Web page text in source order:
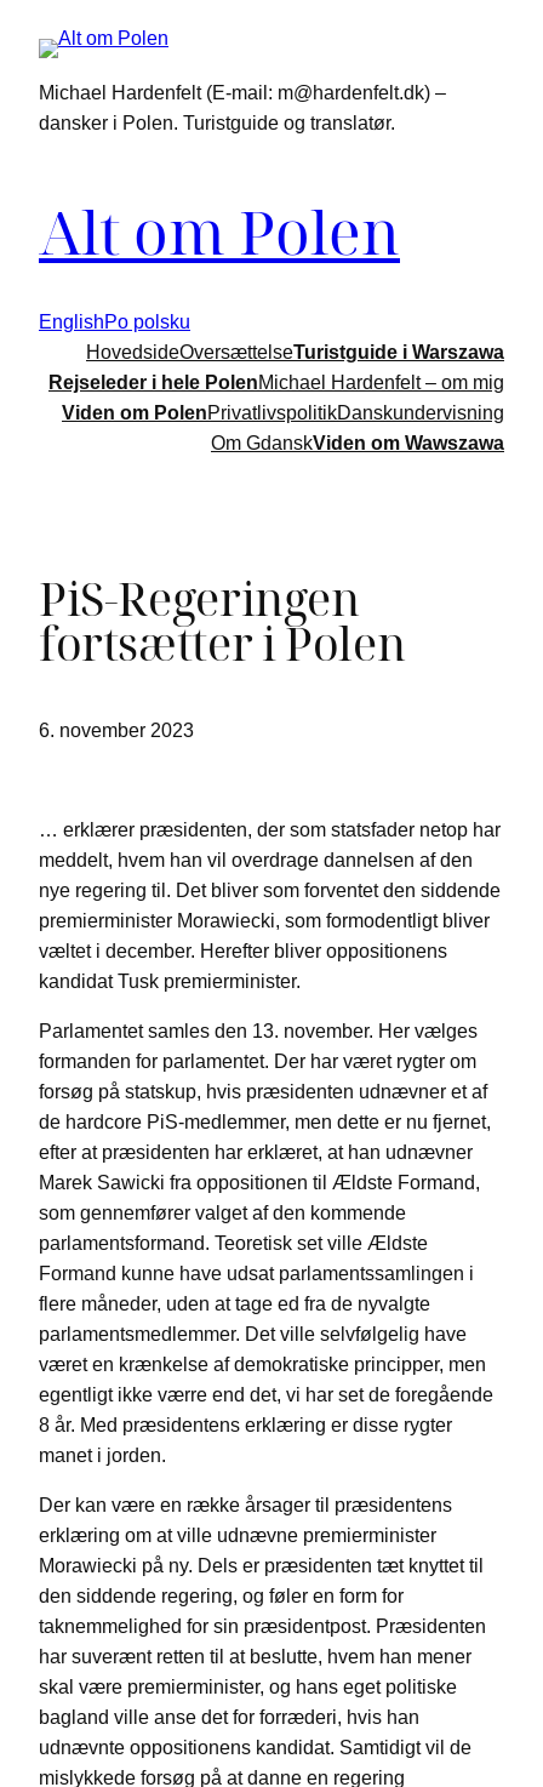
Michael Hardenfelt (E-mail: m@hardenfelt.dk) –
dansker i Polen. Turistguide og translatør.
Alt om Polen
EnglishPo polsku
HovedsideOversættelseTuristguide i Warszawa
Rejseleder i hele PolenMichael Hardenfelt – om mig
Viden om PolenPrivatlivspolitikDanskundervisning
Om GdanskViden om Wawszawa
PiS-Regeringen
fortsætter i Polen
6. november 2023
… erklærer præsidenten, der som statsfader netop har
meddelt, hvem han vil overdrage dannelsen af den
nye regering til. Det bliver som forventet den siddende
premierminister Morawiecki, som formodentligt bliver
væltet i december. Herefter bliver oppositionens
kandidat Tusk premierminister.
Parlamentet samles den 13. november. Her vælges
formanden for parlamentet. Der har været rygter om
forsøg på statskup, hvis præsidenten udnævner et af
de hardcore PiS-medlemmer, men dette er nu fjernet,
efter at præsidenten har erklæret, at han udnævner
Marek Sawicki fra oppositionen til Ældste Formand,
som gennemfører valget af den kommende
parlamentsformand. Teoretisk set ville Ældste
Formand kunne have udsat parlamentssamlingen i
flere måneder, uden at tage ed fra de nyvalgte
parlamentsmedlemmer. Det ville selvfølgelig have
været en krænkelse af demokratiske principper, men
egentligt ikke værre end det, vi har set de foregående
8 år. Med præsidentens erklæring er disse rygter
manet i jorden.
Der kan være en række årsager til præsidentens
erklæring om at ville udnævne premierminister
Morawiecki på ny. Dels er præsidenten tæt knyttet til
den siddende regering, og føler en form for
taknemmelighed for sin præsidentpost. Præsidenten
har suverænt retten til at beslutte, hvem han mener
skal være premierminister, og hans eget politiske
bagland ville anse det for forræderi, hvis han
udnævnte oppositionens kandidat. Samtidigt vil de
mislykkede forsøg på at danne en regering